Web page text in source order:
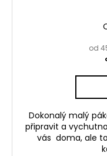
od
Dokonalý malý
připravit a
vás doma, ale